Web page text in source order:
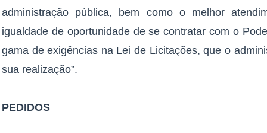
administração pública, bem como o melhor
igualdade de oportunidade de se contratar com o
gama de exigências na Lei de Licitações, que o
sua realização”.
PEDIDOS